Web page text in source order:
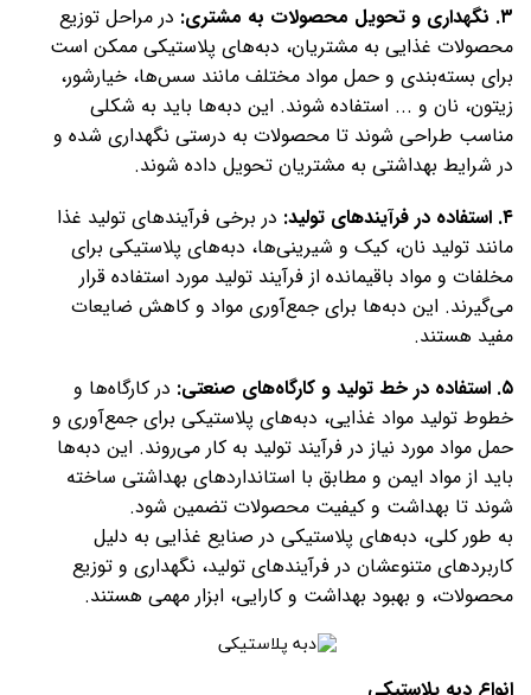
۳. نگهداری و تحویل محصولات به مشتری:
در مراحل توزیع
محصولات غذایی به مشتریان، دبه‌های پلاستیکی ممکن است
برای بسته‌بندی و حمل مواد مختلف مانند سس‌ها، خیارشور،
زیتون، نان و ... استفاده شوند. این دبه‌ها باید به شکلی
مناسب طراحی شوند تا محصولات به درستی نگهداری شده و
در شرایط بهداشتی به مشتریان تحویل داده شوند.
۴. استفاده در فرآیندهای تولید:
در برخی فرآیندهای تولید غذا
مانند تولید نان، کیک و شیرینی‌ها، دبه‌های پلاستیکی برای
مخلفات و مواد باقیمانده از فرآیند تولید مورد استفاده قرار
می‌گیرند. این دبه‌ها برای جمع‌آوری مواد و کاهش ضایعات
مفید هستند.
۵. استفاده در خط تولید و کارگاه‌های صنعتی:
در کارگاه‌ها و
خطوط تولید مواد غذایی، دبه‌های پلاستیکی برای جمع‌آوری و
حمل مواد مورد نیاز در فرآیند تولید به کار می‌روند. این دبه‌ها
باید از مواد ایمن و مطابق با استانداردهای بهداشتی ساخته
شوند تا بهداشت و کیفیت محصولات تضمین شود.
به طور کلی، دبه‌های پلاستیکی در صنایع غذایی به دلیل
کاربردهای متنوعشان در فرآیندهای تولید، نگهداری و توزیع
محصولات، و بهبود بهداشت و کارایی، ابزار مهمی هستند.